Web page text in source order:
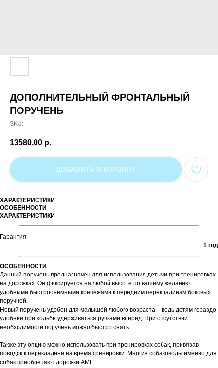
ДОПОЛНИТЕЛЬНЫЙ ФРОНТАЛЬНЫЙ
ПОРУЧЕНЬ
SKU:
13580,00 р.
ДОБАВИТЬ В КОРЗИНУ
ХАРАКТЕРИСТИКИ
ОСОБЕННОСТИ
ХАРАКТЕРИСТИКИ
Гарантия
1 год
ОСОБЕННОСТИ
Данный поручень предназначен для использования детьми при тренировках
на дорожках. Он фиксируется на любой высоте по вашему желанию
удобными быстросъемными крепежами к передним перекладинам боковых
поручней.
Новый поручень удобен для малышей любого возраста – ведь детям гораздо
удобнее при ходьбе удерживаться ручками вперед. При отсутствии
необходимости поручень можно быстро снять.
Также эту опцию можно использовать при тренировках собак, привязав
поводок к перекладине на время тренировки. Многие собаководы именно для
собак приобретают дорожки AMF.